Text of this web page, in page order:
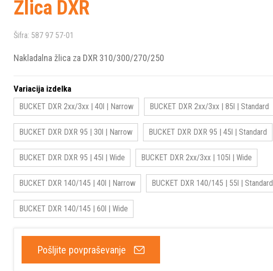
Žlica DXR
Šifra: 587 97 57-01
Nakladalna žlica za DXR 310/300/270/250
Variacija izdelka
BUCKET DXR 2xx/3xx | 40l | Narrow BUCKET DXR 2xx/3xx | 85l | Standard
BUCKET DXR DXR 95 | 30l | Narrow BUCKET DXR DXR 95 | 45l | Standard
BUCKET DXR DXR 95 | 45l | Wide BUCKET DXR 2xx/3xx | 105l | Wide
BUCKET DXR 140/145 | 40l | Narrow BUCKET DXR 140/145 | 55l | Standard
BUCKET DXR 140/145 | 60l | Wide
Pošljite povpraševanje